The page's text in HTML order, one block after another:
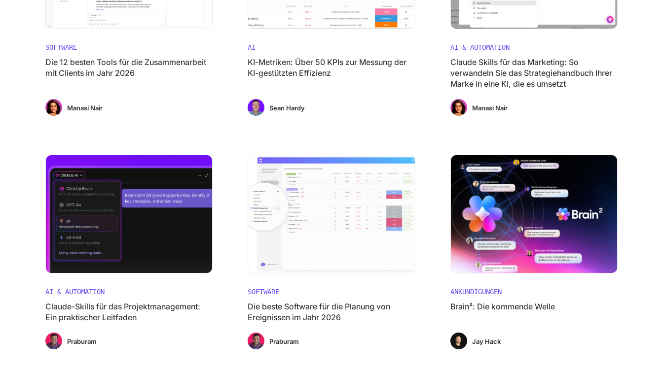
SOFTWARE
Die 12 besten Tools für die Zusammenarbeit
mit Clients im Jahr 2026
Manasi Nair
AI
KI-Metriken: Über 50 KPIs zur Messung der
KI-gestützten Effizienz
Sean Hardy
AI & AUTOMATION
Claude Skills für das Marketing: So
verwandeln Sie das Strategiehandbuch Ihrer
Marke in eine KI, die es umsetzt
Manasi Nair
AI & AUTOMATION
Claude-Skills für das Projektmanagement:
Ein praktischer Leitfaden
Praburam
SOFTWARE
Die beste Software für die Planung von
Ereignissen im Jahr 2026
Praburam
ANKÜNDIGUNGEN
Brain²: Die kommende Welle
Jay Hack